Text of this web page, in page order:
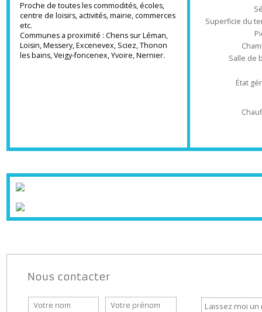
Chauffage pompe-à-chaleur double service.
Réglementation thermique RT2012.
Possibilté d'un prêt à taux zéro %
Proche de toutes les commodités, écoles,
centre de loisirs, activités, mairie, commerces
Superficie